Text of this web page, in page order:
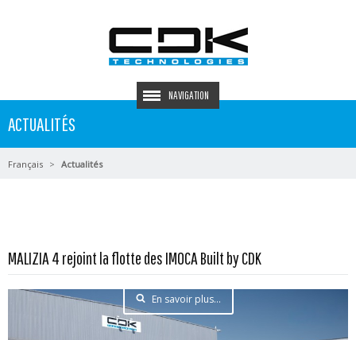
NAVIGATION
ACTUALITÉS
Français Actualités
MALIZIA 4 rejoint la flotte des IMOCA Built by CDK
En savoir plus...